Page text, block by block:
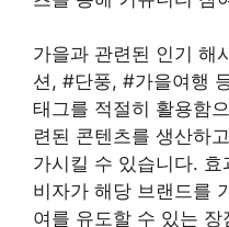
가을과 관련된 인기 해
션, #단풍, #가을여행
태그를 적절히 활용함
련된 콘텐츠를 생산하
가시킬 수 있습니다.
비자가 해당 브랜드를
여를 유도할 수 있는